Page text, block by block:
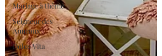
Mariage à thème
Seigneur des
Anneaux
Dolce Vita